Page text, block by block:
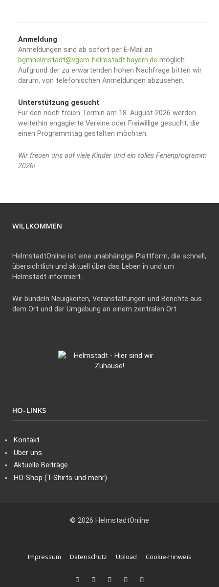
Anmeldung
Anmeldungen sind ab sofort per E-Mail an
bgmhelmstadt@vgem-helmstadt.bayern.de möglich.
Aufgrund der zu erwartenden hohen Nachfrage bitten wir
darum, von telefonischen Anmeldungen abzusehen.
Unterstützung gesucht
Für den noch freien Termin am 18. August 2026 werden
weiterhin engagierte Vereine oder Freiwillige gesucht, die
einen Programmtag gestalten möchten.
Wir freuen uns auf viele Kinder und ein tolles Ferienprogramm
2026!
WILLKOMMEN
HelmstadtOnline ist eine unabhängige Plattform, die schnell,
übersichtlich und aktuell über das Leben in und um
Helmstadt informiert.
Wir bündeln Neuigkeiten, Veranstaltungen und Berichte aus
dem Ort und der Umgebung an einem zentralen Ort.
HO-LINKS
Kontakt
Über uns
Aktuelle Beiträge
HO-Shop (T-Shirts und mehr)
© 2026 HelmstadtOnline
Impressum Datenschutz Upload Cookie-Hinweis